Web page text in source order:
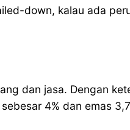
down, kalau ada
dan jasa. Dengan
4% dan emas